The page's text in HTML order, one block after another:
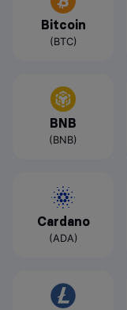
Bitcoin
(BTC)
BNB
(BNB)
Cardano
(ADA)